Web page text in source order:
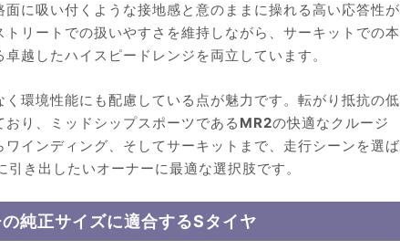
に吸い付くような接地感と意のままに操れる高い応答性が
リートでの扱いやすさを維持しながら、サーキットでの本
越したハイスピードレンジを両立しています。
環境性能にも配慮している点が魅力です。転がり抵抗の低
り、ミッドシップスポーツである MR2の快適なクルージ
インディング、そしてサーキットまで、走行シーンを選ば
き出したいオーナーに最適な選択肢です。
純正サイズに適合するSタイヤ